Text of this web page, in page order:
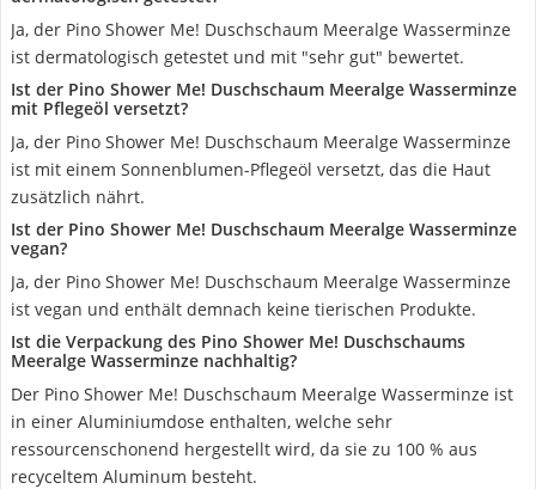
Ja, der Pino Shower Me! Duschschaum Meeralge Wasserminze
ist dermatologisch getestet und mit "sehr gut" bewertet.
Ist der Pino Shower Me! Duschschaum Meeralge Wasserminze
mit Pflegeöl versetzt?
Ja, der Pino Shower Me! Duschschaum Meeralge Wasserminze
ist mit einem Sonnenblumen-Pflegeöl versetzt, das die Haut
zusätzlich nährt.
Ist der Pino Shower Me! Duschschaum Meeralge Wasserminze
vegan?
Ja, der Pino Shower Me! Duschschaum Meeralge Wasserminze
ist vegan und enthält demnach keine tierischen Produkte.
Ist die Verpackung des Pino Shower Me! Duschschaums
Meeralge Wasserminze nachhaltig?
Der Pino Shower Me! Duschschaum Meeralge Wasserminze ist
in einer Aluminiumdose enthalten, welche sehr
ressourcenschonend hergestellt wird, da sie zu 100 % aus
recyceltem Aluminum besteht.